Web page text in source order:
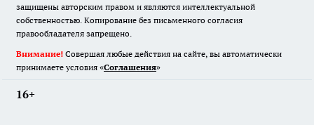
защищены авторским правом и являются интеллектуальной
собственностью. Копирование без письменного согласия
правообладателя запрещено.
Внимание! Совершая любые действия на сайте, вы автоматически
принимаете условия «Cоглашения»
16+